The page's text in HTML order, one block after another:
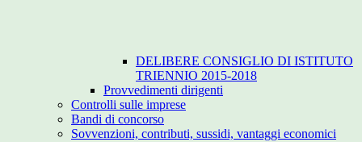
DELIBERE CONSIGLIO DI ISTITUTO
TRIENNIO 2015-2018
Provvedimenti dirigenti
Controlli sulle imprese
Bandi di concorso
Sovvenzioni, contributi, sussidi, vantaggi economici